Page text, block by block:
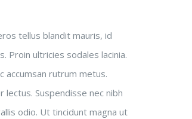
tellus blandit mauris, id
Proin ultricies sodales lacinia.
accumsan rutrum metus.
Suspendisse nec nibh
odio. Ut tincidunt magna ut